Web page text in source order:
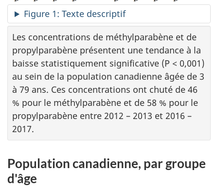
Figure 1: Texte descriptif
Les concentrations de méthylparabène et de
propylparabène présentent une tendance à la
baisse statistiquement significative (P < 0,001)
au sein de la population canadienne âgée de 3
à 79 ans. Ces concentrations ont chuté de 46
% pour le méthylparabène et de 58 % pour le
propylparabène entre 2012 – 2013 et 2016 –
2017.
Population canadienne, par groupe
d'âge